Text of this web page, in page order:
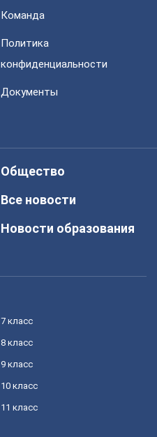
Команда
Политика
конфиденциальности
Документы
Общество
Все новости
Новости образования
7 класс
8 класс
9 класс
10 класс
11 класс